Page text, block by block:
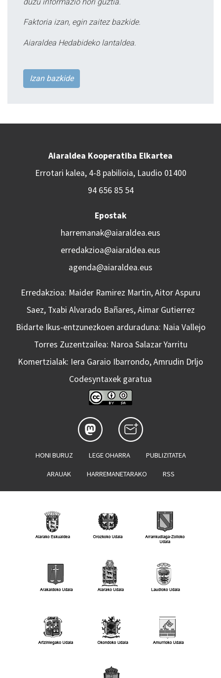
Faktoria izan, egin zaitez bazkide.
Aiaraldea Hedabideko lantaldea.
Izan bazkide
Aiaraldea Kooperatiba Elkartea
Errotari kalea, 4-8 pabilioia, Laudio 01400
94 656 85 54
Epostak
harremanak@aiaraldea.eus
erredakzioa@aiaraldea.eus
agenda@aiaraldea.eus
Erredakzioa: Maider Ramirez Martin, Aitor Aspuru
Saez, Txabi Alvarado Bañares, Aimar Gutierrez
Bidarte Ikus-entzunezkoen arduraduna: Naia Vallejo
Torres Zuzentzailea: Naroa Salazar Yarritu
Komertzialak: Iera Garaio Ibarrondo, Amrudin Drljo
Codesyntaxek garatua
HONI BURUZ LEGE OHARRA PUBLIZITATEA
ARAUAK HARREMANETARAKO RSS